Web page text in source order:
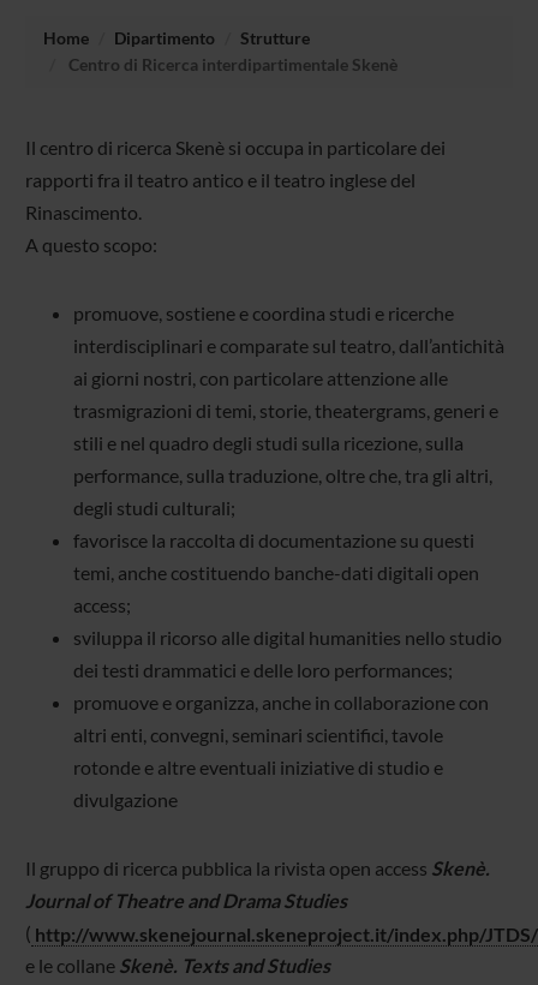
Home Dipartimento
Strutture
Centro di Ricerca interdipartimentale Skenè
Il centro di ricerca Skenè si occupa in particolare dei
rapporti fra il teatro antico e il teatro inglese del
Rinascimento.
A questo scopo:
promuove, sostiene e coordina studi e ricerche
interdisciplinari e comparate sul teatro, dall’antichità
ai giorni nostri, con particolare attenzione alle
trasmigrazioni di temi, storie, theatergrams, generi e
stili e nel quadro degli studi sulla ricezione, sulla
performance, sulla traduzione, oltre che, tra gli altri,
degli studi culturali;
favorisce la raccolta di documentazione su questi
temi, anche costituendo banche-dati digitali open
access;
sviluppa il ricorso alle digital humanities nello studio
dei testi drammatici e delle loro performances;
promuove e organizza, anche in collaborazione con
altri enti, convegni, seminari scientifici, tavole
rotonde e altre eventuali iniziative di studio e
divulgazione
Il gruppo di ricerca pubblica la rivista open access Skenè.
Journal of Theatre and Drama Studies
( http://www.skenejournal.skeneproject.it/index.php/
e le collane Skenè. Texts and Studies